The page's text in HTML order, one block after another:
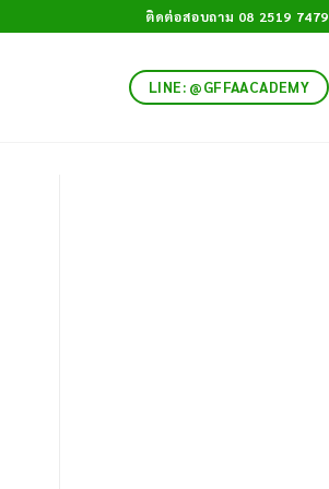
ติดต่อสอบถาม 08 2519 7479
LINE: @GFFAACADEMY